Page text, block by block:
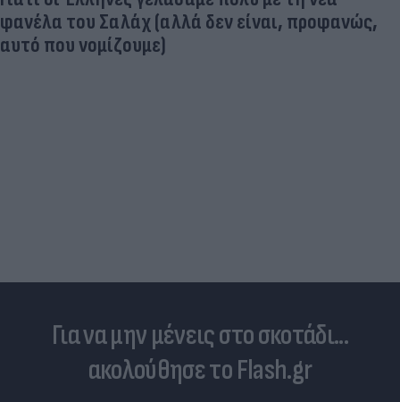
Για να μην μένεις στο σκοτάδι...
ακολούθησε το Flash.gr